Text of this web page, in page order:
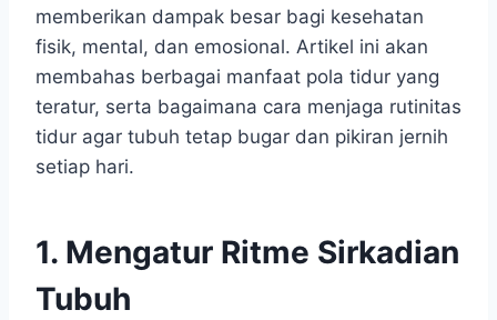
memberikan dampak besar bagi kesehatan
fisik, mental, dan emosional. Artikel ini akan
membahas berbagai manfaat pola tidur yang
teratur, serta bagaimana cara menjaga rutinitas
tidur agar tubuh tetap bugar dan pikiran jernih
setiap hari.
1. Mengatur Ritme Sirkadian
Tubuh